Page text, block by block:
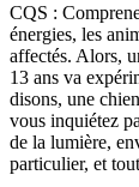
CQS :
énergies, les
affectés. Alors,
13 ans va
disons, une
vous inquiétez
de la lumière,
particulier, et